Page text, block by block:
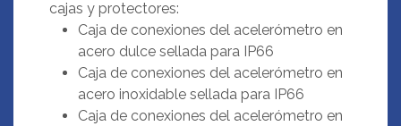
cajas y protectores:
Caja de conexiones del acelerómetro en
acero dulce sellada para IP66
Caja de conexiones del acelerómetro en
acero inoxidable sellada para IP66
Caja de conexiones del acelerómetro en